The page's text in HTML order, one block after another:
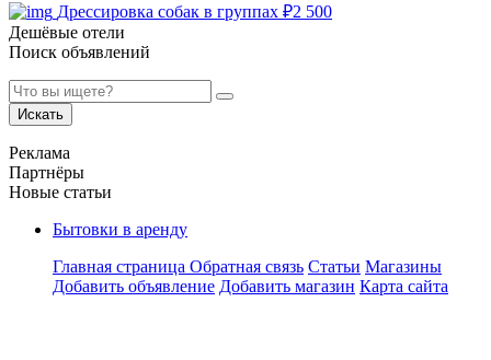
Дрессировка собак в группах ₽2 500
Дешёвые отели
Поиск объявлений
Искать
Реклама
Партнёры
Новые статьи
Бытовки в аренду
Главная страница Обратная связь Статьи Магазины
Добавить объявление Добавить магазин Карта сайта